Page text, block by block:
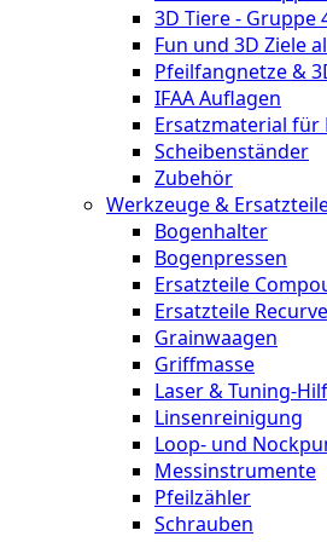
3D Tiere - Gruppe
Fun und 3D Ziele
Pfeilfangnetze &
IFAA Auflagen
Ersatzmaterial für
Scheibenständer
Zubehör
Werkzeuge &
Bogenhalter
Bogenpressen
Ersatzteile
Ersatzteile
Grainwaagen
Griffmasse
Laser & Tuning-
Linsenreinigung
Loop- und
Messinstrumente
Pfeilzähler
Schrauben